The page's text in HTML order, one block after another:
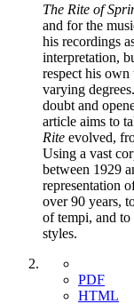
The Rite of
and for the
his recordings
interpretation,
respect his own
varying
doubt and
article aims to
Rite evolved,
Using a vast
between 1929
representation
over 90 years,
of tempi, and to
styles.
PDF
HTML